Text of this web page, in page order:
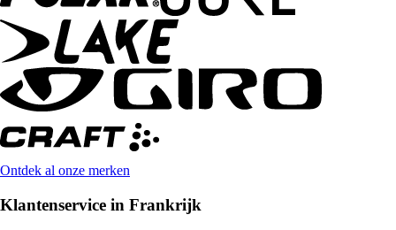
Ontdek al onze merken
Klantenservice in Frankrijk